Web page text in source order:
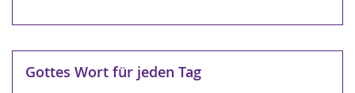
Gottes Wort für jeden Tag